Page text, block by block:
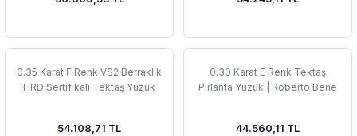
0.35 Karat F Renk VS2 Berraklık
HRD Sertifikalı Tektaş Yüzük
54.108,71 TL
0.30 Karat E Renk Tektaş
Pırlanta Yüzük | Roberto Bene
44.560,11 TL